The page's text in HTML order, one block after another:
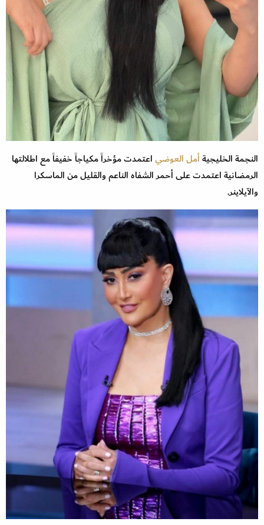
النجمة الخليجيةأمل العوضياعتمدت مؤخراً مكياجاً خفيفاً مع اطلالتها
الرمضانية اعتمدت على أحمر الشفاه الناعم والقليل من الماسكرا
والآيلاينر.